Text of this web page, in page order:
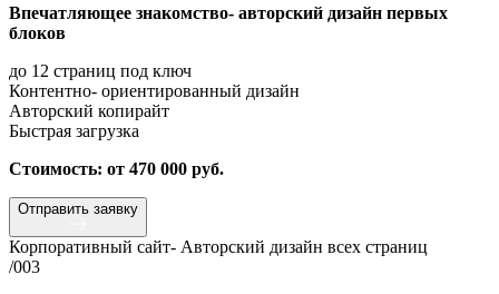
Впечатляющее знакомство- авторский дизайн первых
блоков
до 12 страниц под ключ
Контентно- ориентированный дизайн
Авторский копирайт
Быстрая загрузка
Стоимость: от 470 000 руб.
Отправить заявку
Корпоративный сайт- Авторский дизайн всех страниц
/003